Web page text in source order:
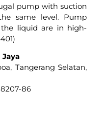
pump with suction
same level. Pump
liquid are in high-
Jaya
Tangerang Selatan,
8207-86